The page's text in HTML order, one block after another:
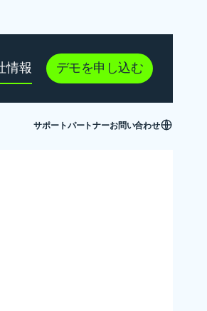
情報 デモを申し込む
サポートパートナーお問い合わせ